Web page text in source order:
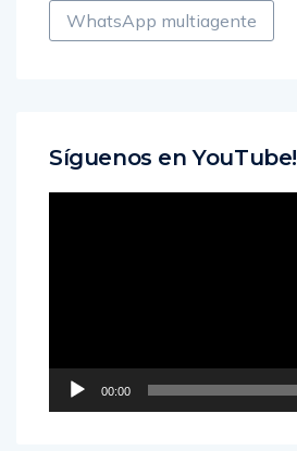
WhatsApp multiagente
Síguenos en YouTube!
00:00